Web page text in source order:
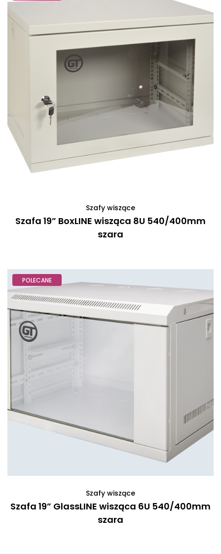
Szafy wiszące
Szafa 19” BoxLINE wisząca 8U 540/400mm
szara
POLECANE
Szafy wiszące
Szafa 19” GlassLINE wisząca 6U 540/400mm
szara